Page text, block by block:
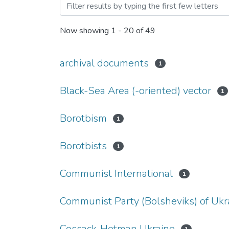
Browsing 07.00.06 -
Now showing 1 - 20 of 49
archival documents 1
Black-Sea Area (-oriented) vector 1
Borotbism 1
Borotbists 1
Communist International 1
Communist Party (Bolsheviks) of